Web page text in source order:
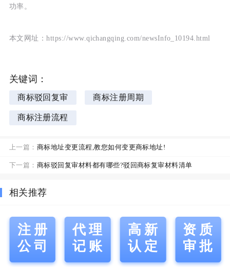
功率。
本文网址：https://www.qichangqing.com/newsInfo_10194.html
关键词：
商标驳回复审 商标注册周期
商标注册流程
上一篇： 商标地址变更流程,教您如何变更商标地址!
下一篇： 商标驳回复审材料都有哪些?驳回商标复审材料清单
相关推荐
注册
公司
代理
记账
高新
认定
资质
审批